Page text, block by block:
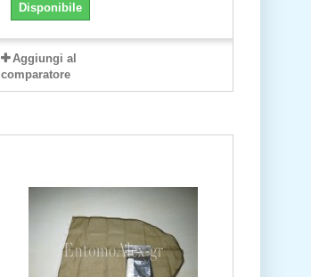
Disponibile
Aggiungi al
comparatore